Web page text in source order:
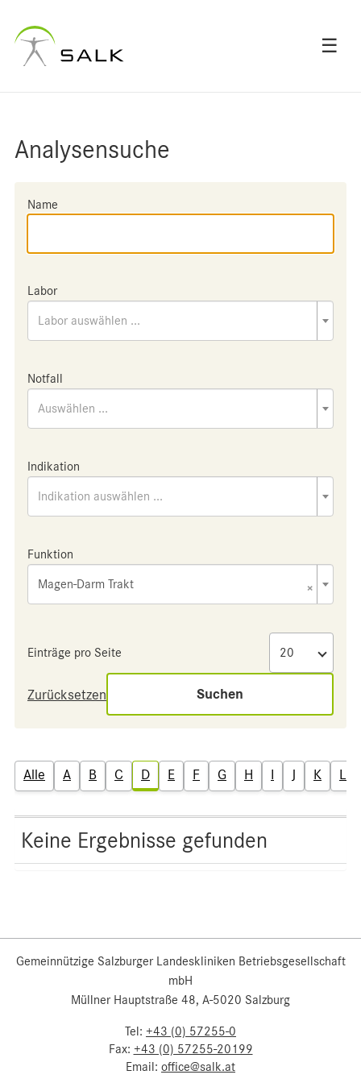
☰
Analysensuche
Name
Labor
Labor auswählen ...
Notfall
Auswählen ...
Indikation
Indikation auswählen ...
Funktion
×
Magen-Darm Trakt
Einträge pro Seite
Zurücksetzen Suchen
Alle A B C D E F G H I J K L
Keine Ergebnisse gefunden
Gemeinnützige Salzburger Landeskliniken Betriebsgesellschaft
mbH
Müllner Hauptstraße 48, A-5020 Salzburg
Tel: +43 (0) 57255-0
Fax: +43 (0) 57255-20199
Email: office@salk.at